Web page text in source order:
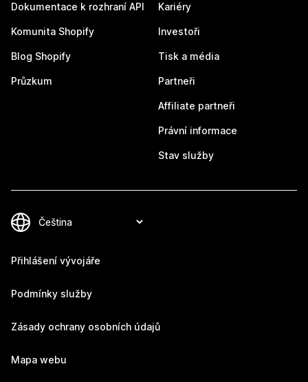
Dokumentace k rozhraní API
Komunita Shopify
Blog Shopify
Průzkum
Kariéry
Investoři
Tisk a média
Partneři
Affiliate partneři
Právní informace
Stav služby
Přihlášení vývojáře
Podmínky služby
Zásady ochrany osobních údajů
Mapa webu